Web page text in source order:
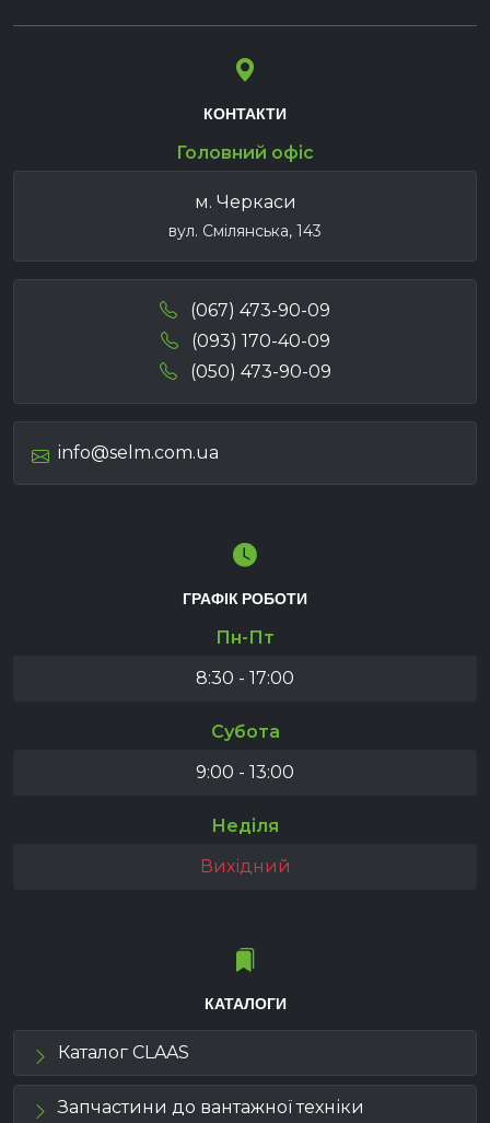
КОНТАКТИ
Головний офіс
м. Черкаси
вул. Смілянська, 143
(067) 473-90-09
(093) 170-40-09
(050) 473-90-09
info@selm.com.ua
ГРАФІК РОБОТИ
Пн-Пт
8:30 - 17:00
Субота
9:00 - 13:00
Неділя
Вихідний
КАТАЛОГИ
Каталог CLAAS
Запчастини до вантажної техніки